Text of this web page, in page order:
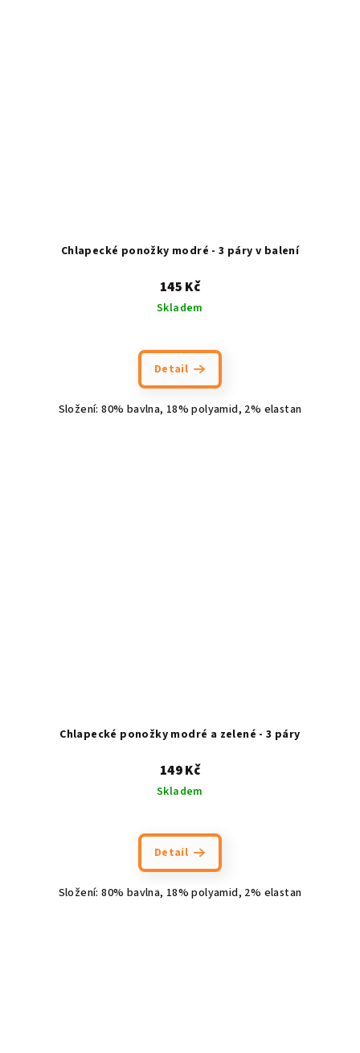
Chlapecké ponožky modré - 3 páry v balení
145 Kč
Skladem
Detail
Složení: 80% bavlna, 18% polyamid, 2% elastan
Chlapecké ponožky modré a zelené - 3 páry
149 Kč
Skladem
Detail
Složení: 80% bavlna, 18% polyamid, 2% elastan